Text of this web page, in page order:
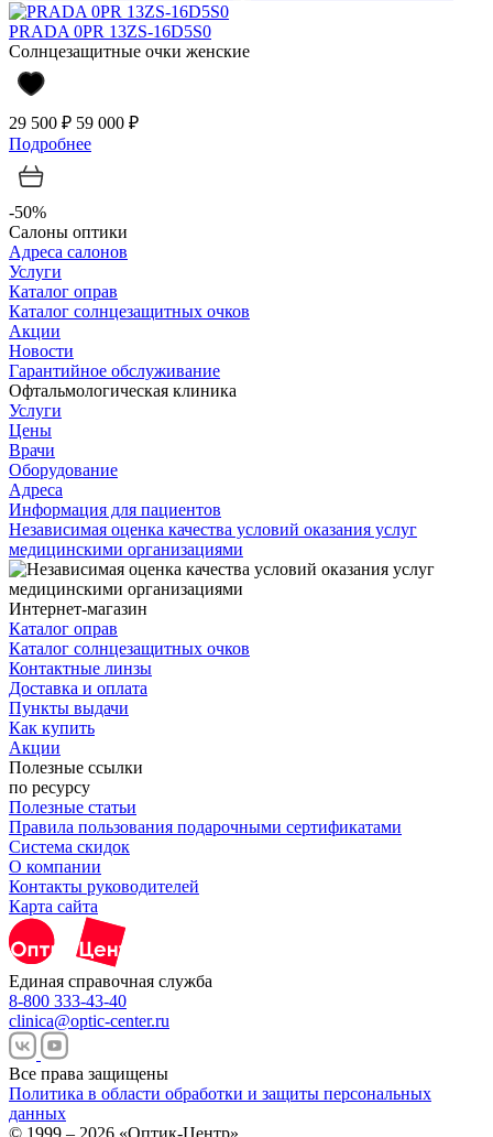
PRADA 0PR 13ZS-16D5S0
Солнцезащитные очки женские
29 500 ₽ 59 000 ₽
Подробнее
-50%
Салоны оптики
Адреса салонов
Услуги
Каталог оправ
Каталог солнцезащитных очков
Акции
Новости
Гарантийное обслуживание
Офтальмологическая клиника
Услуги
Цены
Врачи
Оборудование
Адреса
Информация для пациентов
Независимая оценка качества условий оказания услуг
медицинскими организациями
Интернет-магазин
Каталог оправ
Каталог солнцезащитных очков
Контактные линзы
Доставка и оплата
Пункты выдачи
Как купить
Акции
Полезные ссылки
по ресурсу
Полезные статьи
Правила пользования подарочными сертификатами
Система скидок
О компании
Контакты руководителей
Карта сайта
Единая справочная служба
8-800 333-43-40
clinica@optic-center.ru
Все права защищены
Политика в области обработки и защиты персональных
данных
© 1999 – 2026 «Оптик-Центр»